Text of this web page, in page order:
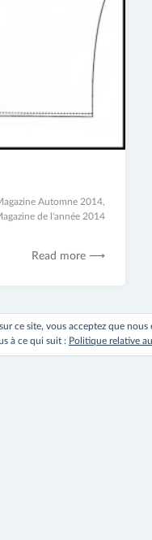
Automne 2014,
de l'année 2014
Read more ⟶
ce site, vous acceptez que nous
à ce qui suit : Politique relative